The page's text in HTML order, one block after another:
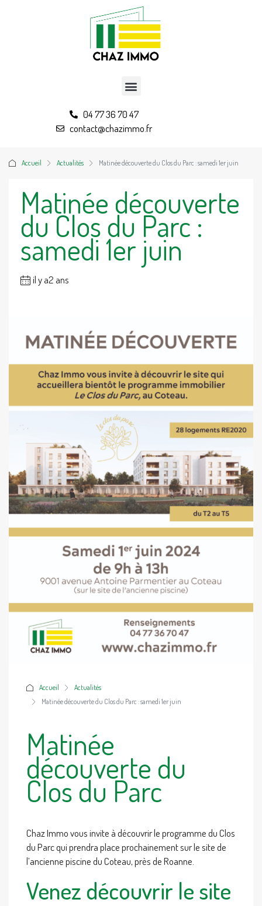
04 77 36 70 47
contact@chazimmo.fr
Accueil Actualités Matinée découverte du Clos du Parc : samedi 1er juin
Matinée découverte
du Clos du Parc :
samedi 1er juin
il y a2 ans
Accueil
Actualités
Matinée découverte du Clos du Parc : samedi 1er juin
Matinée
découverte du
Clos du Parc
Chaz Immo vous invite à découvrir le programme du Clos
du Parc qui prendra place prochainement sur le site de
l’ancienne piscine du Coteau, près de Roanne.
Venez découvrir le site